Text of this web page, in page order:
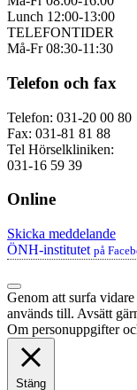
Lunch 12:00-13:00
TELEFONTIDER
Må-Fr 08:30-11:30
Telefon och fax
Telefon: 031-20 00 80
Fax: 031-81 81 88
Tel Hörselkliniken:
031-16 59 39
Online
Skicka meddelande
ÖNH-institutet på
Genom att surfa
används till. Avsätt
Om personuppgifter
Stäng